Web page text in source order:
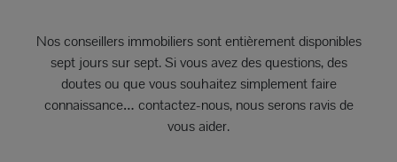
Nos conseillers immobiliers sont entièrement disponibles
sept jours sur sept. Si vous avez des questions, des
doutes ou que vous souhaitez simplement faire
connaissance… contactez-nous, nous serons ravis de
vous aider.